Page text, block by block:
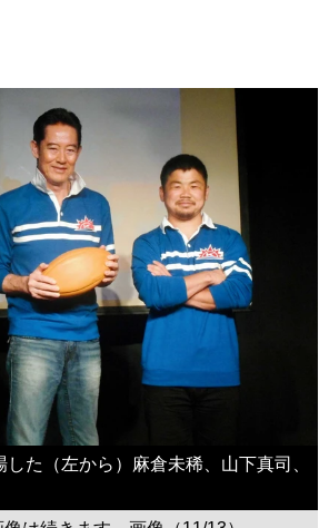
した（左から）麻倉未稀、山下真司、